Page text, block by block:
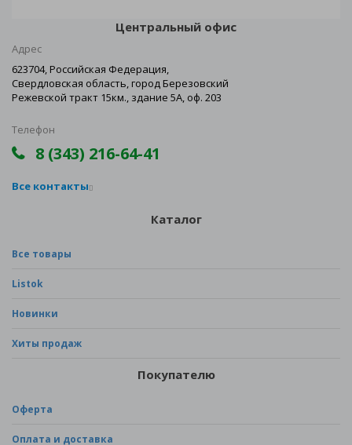
Центральный офис
Адрес
623704, Российская Федерация,
Свердловская область, город Березовский
Режевской тракт 15км., здание 5А, оф. 203
Телефон
8 (343) 216-64-41
Все контакты
Каталог
Все товары
Listok
Новинки
Хиты продаж
Покупателю
Оферта
Оплата и доставка